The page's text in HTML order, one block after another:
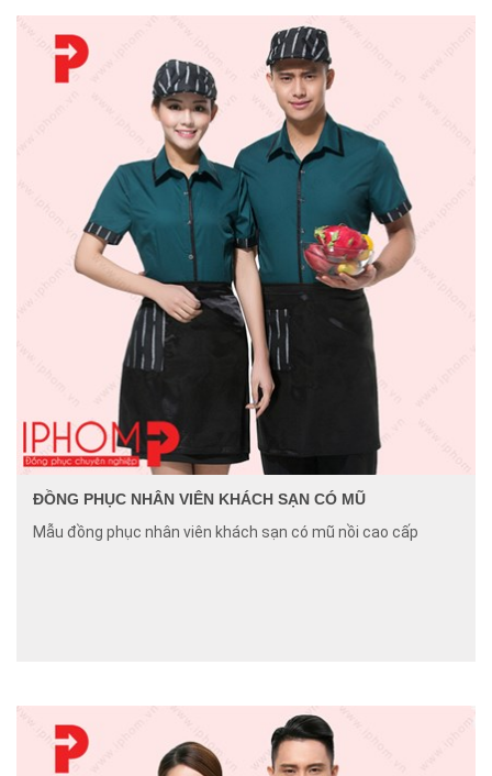
ĐỒNG PHỤC NHÂN VIÊN KHÁCH SẠN CÓ MŨ
Mẫu đồng phục nhân viên khách sạn có mũ nồi cao cấp